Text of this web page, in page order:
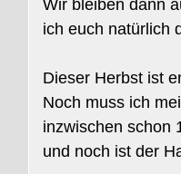
Wir bleiben dann
ich euch natürlich
Dieser Herbst ist
Noch muss ich
inzwischen schon
und noch ist der